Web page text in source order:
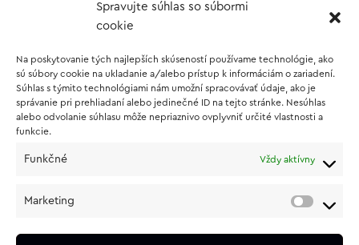
Spravujte súhlas so súbormi
cookie
Na poskytovanie tých najlepších skúseností používame technológie, ako
sú súbory cookie na ukladanie a/alebo prístup k informáciám o zariadení.
Súhlas s týmito technológiami nám umožní spracovávať údaje, ako je
správanie pri prehliadaní alebo jedinečné ID na tejto stránke. Nesúhlas
alebo odvolanie súhlasu môže nepriaznivo ovplyvniť určité vlastnosti a
funkcie.
Funkčné Vždy aktívny
Marketing
Vernostný program
O NÁKUPE
Vrátenie a reklamácia tovaru